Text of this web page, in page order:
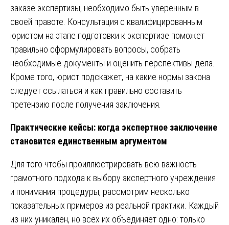
заказе экспертизы, необходимо быть уверенным в
своей правоте. Консультация с квалифицированным
юристом на этапе подготовки к экспертизе поможет
правильно сформулировать вопросы, собрать
необходимые документы и оценить перспективы дела.
Кроме того, юрист подскажет, на какие нормы закона
следует ссылаться и как правильно составить
претензию после получения заключения.
Практические кейсы: когда экспертное заключение
становится единственным аргументом
Для того чтобы проиллюстрировать всю важность
грамотного подхода к выбору экспертного учреждения
и понимания процедуры, рассмотрим несколько
показательных примеров из реальной практики. Каждый
из них уникален, но всех их объединяет одно: только